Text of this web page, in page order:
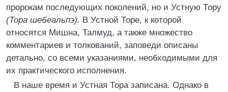
пророкам последующих поколений, но и Устную Тору
(Тора шебеальпэ). В Устной Торе, к которой
относятся Мишна, Талмуд, а также множество
комментариев и толкований, заповеди описаны
детально, со всеми указаниями, необходимыми для
их практического исполнения.
В наше время и Устная Тора записана. Однако в